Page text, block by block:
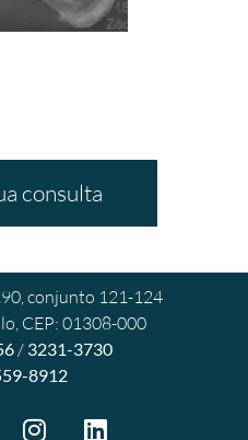
consulta
conjunto 121-124
CEP: 01308-000
/ 3231-3730
8912